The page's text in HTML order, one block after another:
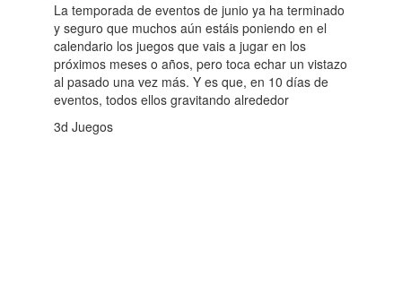
La temporada de eventos de junio ya ha terminado
y seguro que muchos aún estáis poniendo en el
calendario los juegos que vais a jugar en los
próximos meses o años, pero toca echar un vistazo
al pasado una vez más. Y es que, en 10 días de
eventos, todos ellos gravitando alrededor
3d Juegos